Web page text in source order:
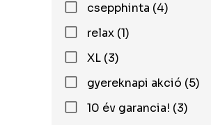
csepphinta (4)
relax (1)
XL (3)
gyereknapi akció (5)
10 év garancia! (3)